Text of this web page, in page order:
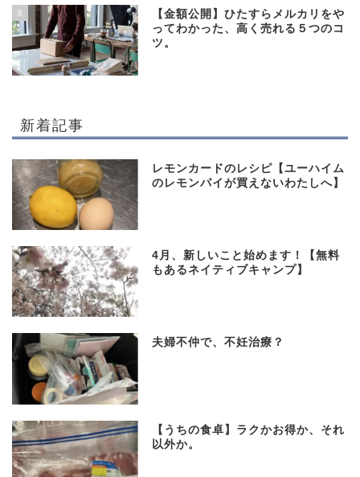
8
【金額公開】ひたすらメルカリをや
ってわかった、高く売れる５つのコ
ツ。
新着記事
レモンカードのレシピ【ユーハイム
のレモンパイが買えないわたしへ】
4月、新しいこと始めます！【無料
もあるネイティブキャンプ】
夫婦不仲で、不妊治療？
【うちの食卓】ラクかお得か、それ
以外か。